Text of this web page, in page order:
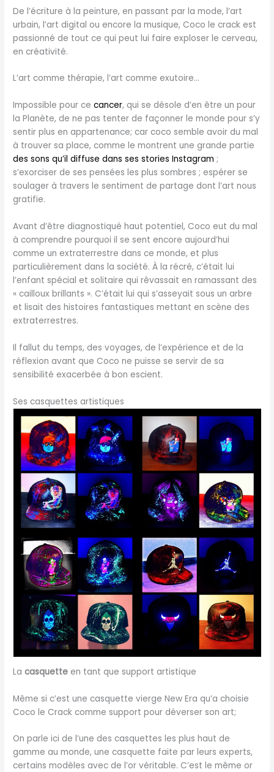
De l’écriture à la peinture, en passant par la mode, l’art
urbain, l’art digital ou encore la musique, Coco le crack est
passionné de tout ce qui peut lui faire exploser le cerveau,
en créativité.
L’art comme thérapie, l’art comme exutoire…
Impossible pour cecancer, qui se désole d’en être un pour
la Planète, de ne pas tenter de façonner le monde pour s’y
sentir plus en appartenance; car coco semble avoir du mal
à trouver sa place, comme le montrent une grande partie
des sons qu’il diffuse dans ses stories Instagram ;
s’exorciser de ses pensées les plus sombres ; espérer se
soulager à travers le sentiment de partage dont l’art nous
gratifie.
Avant d’être diagnostiqué haut potentiel, Coco eut du mal
à comprendre pourquoi il se sent encore aujourd’hui
comme un extraterrestre dans ce monde, et plus
particulièrement dans la société. À la récré, c’était lui
l’enfant spécial et solitaire qui rêvassait en ramassant des
« cailloux brillants ». C’était lui qui s’asseyait sous un arbre
et lisait des histoires fantastiques mettant en scène des
extraterrestres.
Il fallut du temps, des voyages, de l’expérience et de la
réflexion avant que Coco ne puisse se servir de sa
sensibilité exacerbée à bon escient.
Ses casquettes artistiques
Lacasquette en tant que support artistique
Même si c’est une casquette vierge New Era qu’a choisie
Coco le Crack comme support pour déverser son art;
On parle ici de l’une des casquettes les plus haut de
gamme au monde, une casquette faite par leurs experts,
certains modèles avec de l’or véritable. C’est le même or